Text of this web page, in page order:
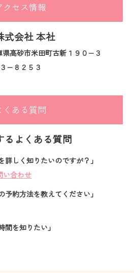
クセス情報
式会社 本社
県高砂市米田町古新１９０−３
−８２５３
くある質問
るよくある質問
しく知りたいのですが？」
い合わせ
約方法を教えてください」
を知りたい」